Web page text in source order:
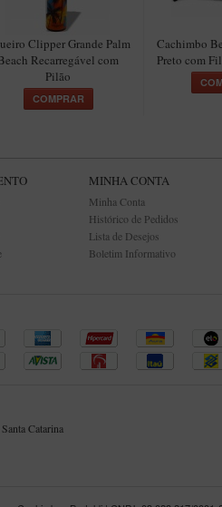
Clipper Grande Palm
Recarregável com
Pilão
COMPRAR
Cachimbo
Preto com
MINHA CONTA
Minha Conta
Histórico de Pedidos
Lista de Desejos
Boletim Informativo
Catarina